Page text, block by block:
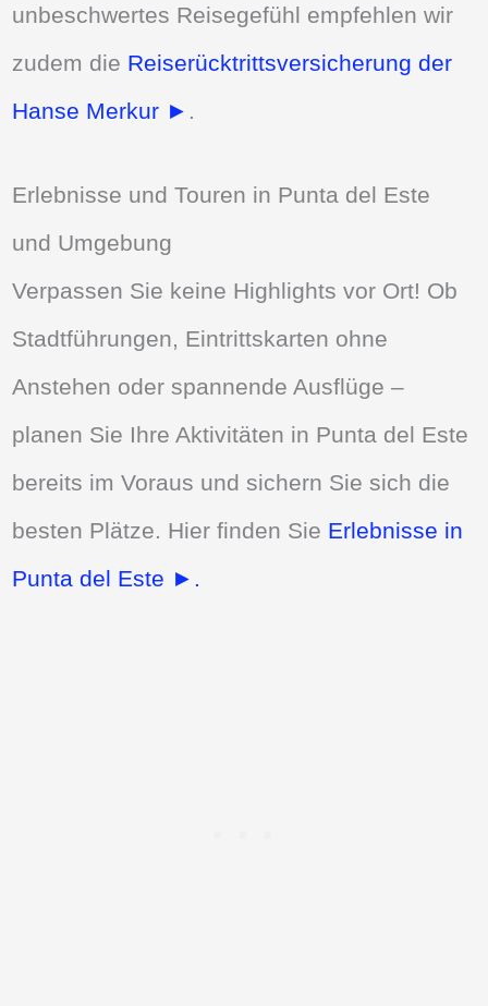
unbeschwertes Reisegefühl empfehlen wir
zudem die Reiserücktrittsversicherung der
Hanse Merkur ► .
Erlebnisse und Touren in Punta del Este
und Umgebung
Verpassen Sie keine Highlights vor Ort! Ob
Stadtführungen, Eintrittskarten ohne
Anstehen oder spannende Ausflüge –
planen Sie Ihre Aktivitäten in Punta del Este
bereits im Voraus und sichern Sie sich die
besten Plätze. Hier finden Sie Erlebnisse in
Punta del Este ►.